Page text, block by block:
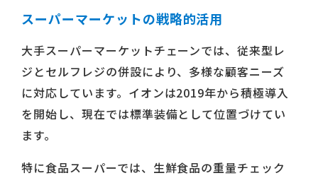
スーパーマーケットの戦略的活用
大手スーパーマーケットチェーンでは、従来型レ
ジとセルフレジの併設により、多様な顧客ニーズ
に対応しています。イオンは2019年から積極導入
を開始し、現在では標準装備として位置づけてい
ます。
特に食品スーパーでは、生鮮食品の重量チェック